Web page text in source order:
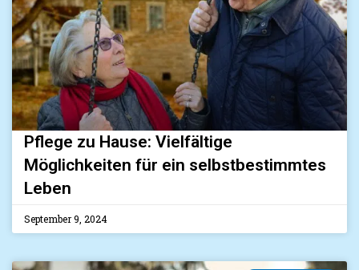
Pflege zu Hause: Vielfältige
Möglichkeiten für ein selbstbestimmtes
Leben
September 9, 2024